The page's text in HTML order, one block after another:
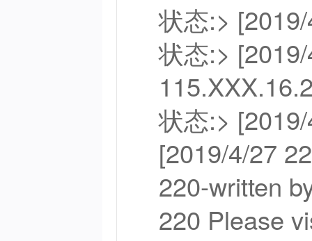
状态:>
状态:>
状态:>
[2019/4/27
220-written
220 Please